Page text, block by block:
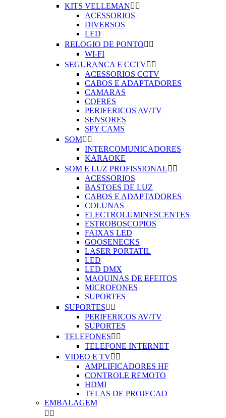
KITS VELLEMAN 
ACESSORIOS
DIVERSOS
LED
RELOGIO DE PONTO 
WI-FI
SEGURANCA E CCTV 
ACESSORIOS CCTV
CABOS E ADAPTADORES
CAMARAS
COFRES
PERIFERICOS AV/TV
SENSORES
SPY CAMS
SOM 
INTERCOMUNICADORES
KARAOKE
SOM E LUZ PROFISSIONAL 
ACESSORIOS
BASTOES DE LUZ
CABOS E ADAPTADORES
COLUNAS
ELECTROLUMINESCENTES
ESTROBOSCOPIOS
FAIXAS LED
GOOSENECKS
LASER PORTATIL
LED
LED DMX
MAQUINAS DE EFEITOS
MICROFONES
SUPORTES
SUPORTES 
PERIFERICOS AV/TV
SUPORTES
TELEFONES 
TELEFONE INTERNET
VIDEO E TV 
AMPLIFICADORES HF
CONTROLE REMOTO
HDMI
TELAS DE PROJECAO
EMBALAGEM
 